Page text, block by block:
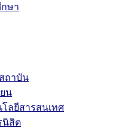
ษา
ถาบัน
น
ลยีสารสนเทศ
นิสิต